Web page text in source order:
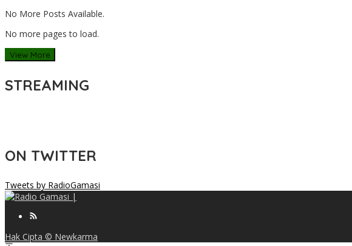
No More Posts Available.
No more pages to load.
View More
STREAMING
ON TWITTER
Tweets by RadioGamasi
Hak Cipta © Newkarma